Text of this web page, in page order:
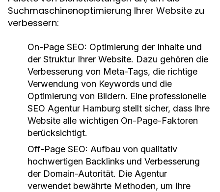
Suchmaschinenoptimierung Ihrer Website zu
verbessern:
On-Page SEO: Optimierung der Inhalte und
der Struktur Ihrer Website. Dazu gehören die
Verbesserung von Meta-Tags, die richtige
Verwendung von Keywords und die
Optimierung von Bildern. Eine professionelle
SEO Agentur Hamburg stellt sicher, dass Ihre
Website alle wichtigen On-Page-Faktoren
berücksichtigt.
Off-Page SEO: Aufbau von qualitativ
hochwertigen Backlinks und Verbesserung
der Domain-Autorität. Die Agentur
verwendet bewährte Methoden, um Ihre